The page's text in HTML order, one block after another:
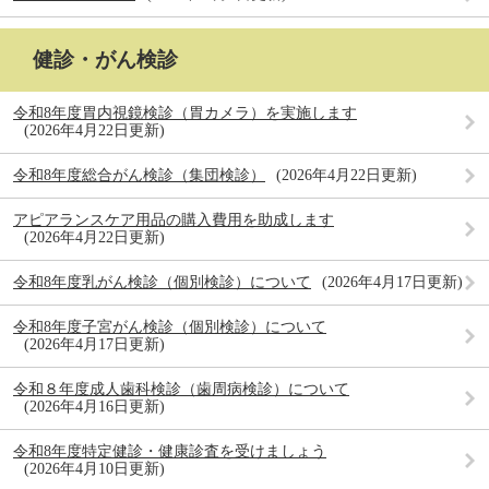
健診・がん検診
令和8年度胃内視鏡検診（胃カメラ）を実施します
2026年4月22日更新
令和8年度総合がん検診（集団検診） 2026年4月22日更新
アピアランスケア用品の購入費用を助成します
2026年4月22日更新
令和8年度乳がん検診（個別検診）について 2026年4月17日更新
令和8年度子宮がん検診（個別検診）について
2026年4月17日更新
令和８年度成人歯科検診（歯周病検診）について
2026年4月16日更新
令和8年度特定健診・健康診査を受けましょう
2026年4月10日更新